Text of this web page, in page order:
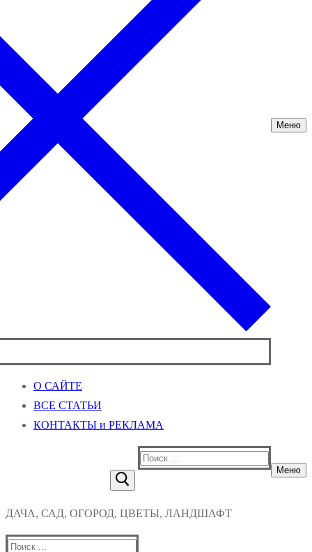
Меню
О САЙТЕ
ВСЕ СТАТЬИ
КОНТАКТЫ и РЕКЛАМА
Найти:
Меню
ДАЧА, САД, ОГОРОД, ЦВЕТЫ, ЛАНДШАФТ
Найти: